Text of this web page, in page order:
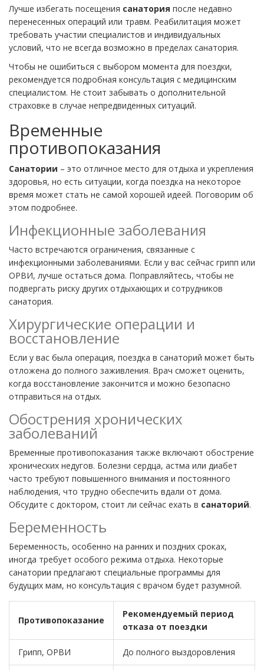
Лучше избегать посещения санатория после недавно
перенесенных операций или травм. Реабилитация может
требовать участии специалистов и индивидуальных
условий, что не всегда возможно в пределах санатория.
Чтобы не ошибиться с выбором момента для поездки,
рекомендуется подробная консультация с медицинским
специалистом. Не стоит забывать о дополнительной
страховке в случае непредвиденных ситуаций.
Временные
противопоказания
Санатории – это отличное место для отдыха и укрепления
здоровья, но есть ситуации, когда поездка на некоторое
время может стать не самой хорошей идеей. Поговорим об
этом подробнее.
Инфекционные заболевания
Часто встречаются ограничения, связанные с
инфекционными заболеваниями. Если у вас сейчас грипп или
ОРВИ, лучше остаться дома. Поправляйтесь, чтобы не
подвергать риску других отдыхающих и сотрудников
санатория.
Хирургические операции и
восстановление
Если у вас была операция, поездка в санаторий может быть
отложена до полного заживления. Врач сможет оценить,
когда восстановление закончится и можно безопасно
отправиться на отдых.
Обострения хронических
заболеваний
Временные противопоказания также включают обострение
хронических недугов. Болезни сердца, астма или диабет
часто требуют повышенного внимания и постоянного
наблюдения, что трудно обеспечить вдали от дома.
Обсудите с доктором, стоит ли сейчас ехать в санаторий.
Беременность
Беременность, особенно на ранних и поздних сроках,
иногда требует особого режима отдыха. Некоторые
санатории предлагают специальные программы для
будущих мам, но консультация с врачом будет разумной.
Противопоказание
Рекомендуемый период
отказа от поездки
Грипп, ОРВИ До полного выздоровления